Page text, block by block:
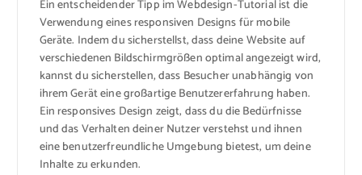
Ein entscheidender Tipp im Webdesign-Tutorial ist die
Verwendung eines responsiven Designs für mobile
Geräte. Indem du sicherstellst, dass deine Website auf
verschiedenen Bildschirmgrößen optimal angezeigt wird,
kannst du sicherstellen, dass Besucher unabhängig von
ihrem Gerät eine großartige Benutzererfahrung haben.
Ein responsives Design zeigt, dass du die Bedürfnisse
und das Verhalten deiner Nutzer verstehst und ihnen
eine benutzerfreundliche Umgebung bietest, um deine
Inhalte zu erkunden.